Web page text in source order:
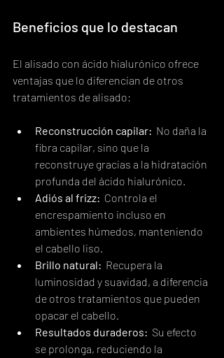
Beneficios que lo destacan
El alisado con ácido hialurónico ofrece
ventajas que lo diferencian de otros
tratamientos de alisado:
Reconstrucción capilar:
  No daña la
fibra capilar, sino que la
reconstruye gracias a la hidratación
profunda del ácido hialurónico.
Adiós al frizz:
  Controla el
encrespamiento incluso en
ambientes húmedos, manteniendo
el cabello liso.
Brillo natural:
  Recupera la
luminosidad y suavidad, a diferencia
de otros tratamientos que pueden
opacar el cabello.
Resultados duraderos:
  Su efecto
se prolonga, reduciendo la